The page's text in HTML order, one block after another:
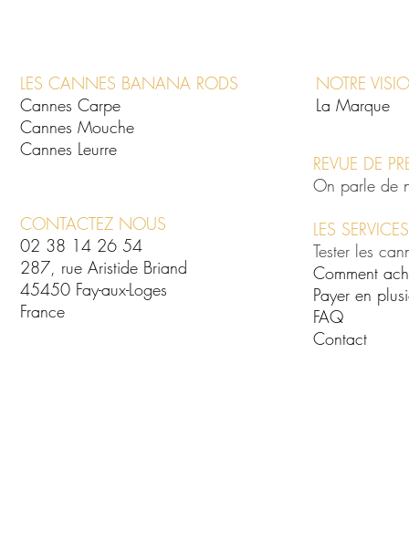
LES CANNES BANANA RODS
Cannes Carpe
Cannes Mouche
Cannes Leurre
CONTACTEZ NOUS
02 38 14 26 54
287, rue Aristide Briand
45450 Fay-aux-Loges
France
NOTRE
La Marque
REVUE DE
On parle de
LES SERVICES
Tester les
Comment
Payer en
FAQ
Contact